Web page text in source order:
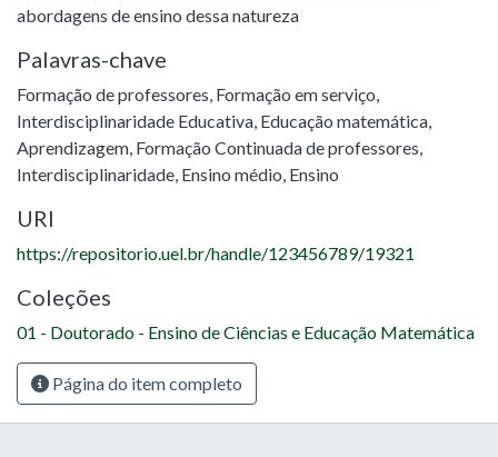
abordagens de ensino dessa natureza
Palavras-chave
Formação de professores, Formação em serviço,
Interdisciplinaridade Educativa, Educação matemática,
Aprendizagem, Formação Continuada de professores,
Interdisciplinaridade, Ensino médio, Ensino
URI
https://repositorio.uel.br/handle/123456789/19321
Coleções
01 - Doutorado - Ensino de Ciências e Educação Matemática
Página do item completo